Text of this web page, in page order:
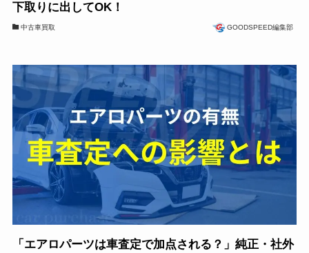
下取りに出してOK！
中古車買取 GOODSPEED編集部
「エアロパーツは車査定で加点される？」純正・社外